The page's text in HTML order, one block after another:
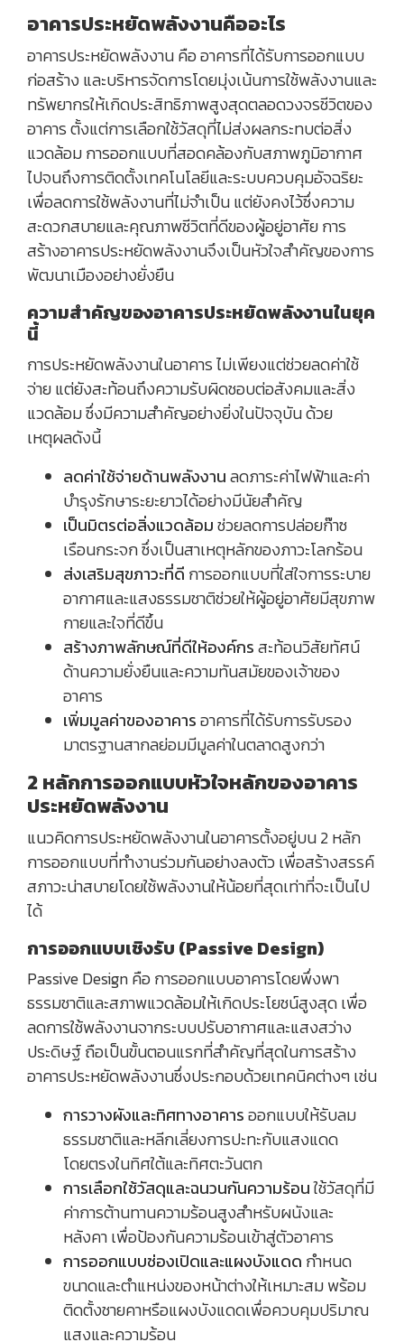
อาคารประหยัดพลังงานคืออะไร
อาคารประหยัดพลังงาน คือ อาคารที่ได้รับการออกแบบ
ก่อสร้าง และบริหารจัดการโดยมุ่งเน้นการใช้พลังงานและ
ทรัพยากรให้เกิดประสิทธิภาพสูงสุดตลอดวงจรชีวิตของ
อาคาร ตั้งแต่การเลือกใช้วัสดุที่ไม่ส่งผลกระทบต่อสิ่ง
แวดล้อม การออกแบบที่สอดคล้องกับสภาพภูมิอากาศ
ไปจนถึงการติดตั้งเทคโนโลยีและระบบควบคุมอัจฉริยะ
เพื่อลดการใช้พลังงานที่ไม่จำเป็น แต่ยังคงไว้ซึ่งความ
สะดวกสบายและคุณภาพชีวิตที่ดีของผู้อยู่อาศัย การ
สร้างอาคารประหยัดพลังงานจึงเป็นหัวใจสำคัญของการ
พัฒนาเมืองอย่างยั่งยืน
ความสำคัญของอาคารประหยัดพลังงานในยุค
นี้
การประหยัดพลังงานในอาคาร ไม่เพียงแต่ช่วยลดค่าใช้
จ่าย แต่ยังสะท้อนถึงความรับผิดชอบต่อสังคมและสิ่ง
แวดล้อม ซึ่งมีความสำคัญอย่างยิ่งในปัจจุบัน ด้วย
เหตุผลดังนี้
ลดค่าใช้จ่ายด้านพลังงานลดภาระค่าไฟฟ้าและค่า
บำรุงรักษาระยะยาวได้อย่างมีนัยสำคัญ
เป็นมิตรต่อสิ่งแวดล้อมช่วยลดการปล่อยก๊าซ
เรือนกระจก ซึ่งเป็นสาเหตุหลักของภาวะโลกร้อน
ส่งเสริมสุขภาวะที่ดี การออกแบบที่ใส่ใจการระบาย
อากาศและแสงธรรมชาติช่วยให้ผู้อยู่อาศัยมีสุขภาพ
กายและใจที่ดีขึ้น
สร้างภาพลักษณ์ที่ดีให้องค์กรสะท้อนวิสัยทัศน์
ด้านความยั่งยืนและความทันสมัยของเจ้าของ
อาคาร
เพิ่มมูลค่าของอาคารอาคารที่ได้รับการรับรอง
มาตรฐานสากลย่อมมีมูลค่าในตลาดสูงกว่า
2 หลักการออกแบบหัวใจหลักของอาคาร
ประหยัดพลังงาน
แนวคิดการประหยัดพลังงานในอาคารตั้งอยู่บน 2 หลัก
การออกแบบที่ทำงานร่วมกันอย่างลงตัว เพื่อสร้างสรรค์
สภาวะน่าสบายโดยใช้พลังงานให้น้อยที่สุดเท่าที่จะเป็นไป
ได้
การออกแบบเชิงรับ (Passive Design)
Passive Design คือ การออกแบบอาคารโดยพึ่งพา
ธรรมชาติและสภาพแวดล้อมให้เกิดประโยชน์สูงสุด เพื่อ
ลดการใช้พลังงานจากระบบปรับอากาศและแสงสว่าง
ประดิษฐ์ ถือเป็นขั้นตอนแรกที่สำคัญที่สุดในการสร้าง
อาคารประหยัดพลังงานซึ่งประกอบด้วยเทคนิคต่างๆ เช่น
การวางผังและทิศทางอาคารออกแบบให้รับลม
ธรรมชาติและหลีกเลี่ยงการปะทะกับแสงแดด
โดยตรงในทิศใต้และทิศตะวันตก
การเลือกใช้วัสดุและฉนวนกันความร้อนใช้วัสดุที่มี
ค่าการต้านทานความร้อนสูงสำหรับผนังและ
หลังคา เพื่อป้องกันความร้อนเข้าสู่ตัวอาคาร
การออกแบบช่องเปิดและแผงบังแดด กำหนด
ขนาดและตำแหน่งของหน้าต่างให้เหมาะสม พร้อม
ติดตั้งชายคาหรือแผงบังแดดเพื่อควบคุมปริมาณ
แสงและความร้อน